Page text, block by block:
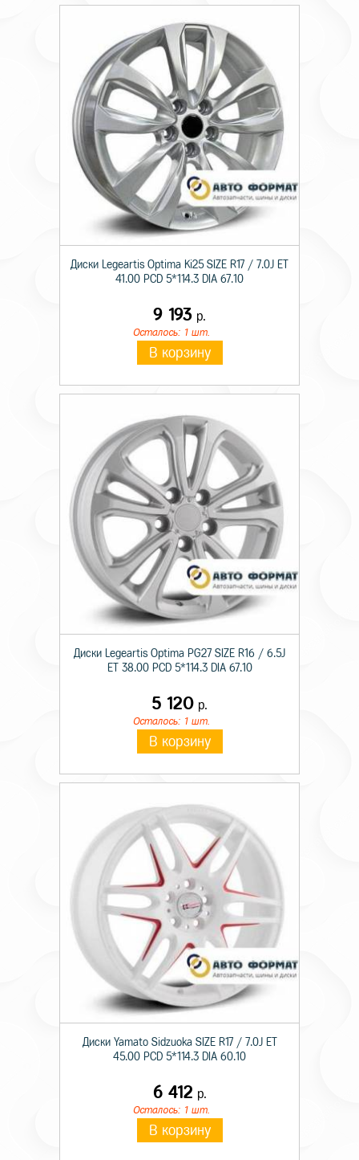
Диски Legeartis Optima Ki25 SIZE R17 / 7.0J ET
41.00 PCD 5*114.3 DIA 67.10
9 193 р.
Осталось: 1 шт.
В корзину
Диски Legeartis Optima PG27 SIZE R16 / 6.5J
ET 38.00 PCD 5*114.3 DIA 67.10
5 120 р.
Осталось: 1 шт.
В корзину
Диски Yamato Sidzuoka SIZE R17 / 7.0J ET
45.00 PCD 5*114.3 DIA 60.10
6 412 р.
Осталось: 1 шт.
В корзину